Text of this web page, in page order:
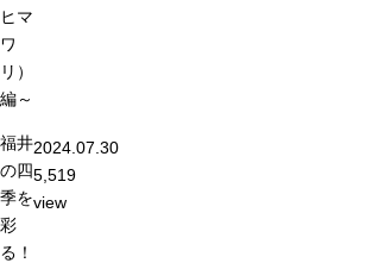
ヒマ
ワ
リ）
編～
福井
の四
季を
彩
る！
2024.07.30
5,519
view